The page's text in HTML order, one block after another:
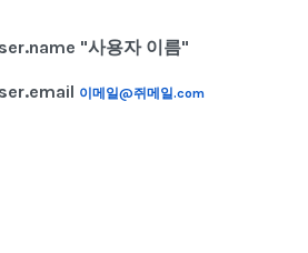
"사용자 이름"
이메일@쥐메일.com